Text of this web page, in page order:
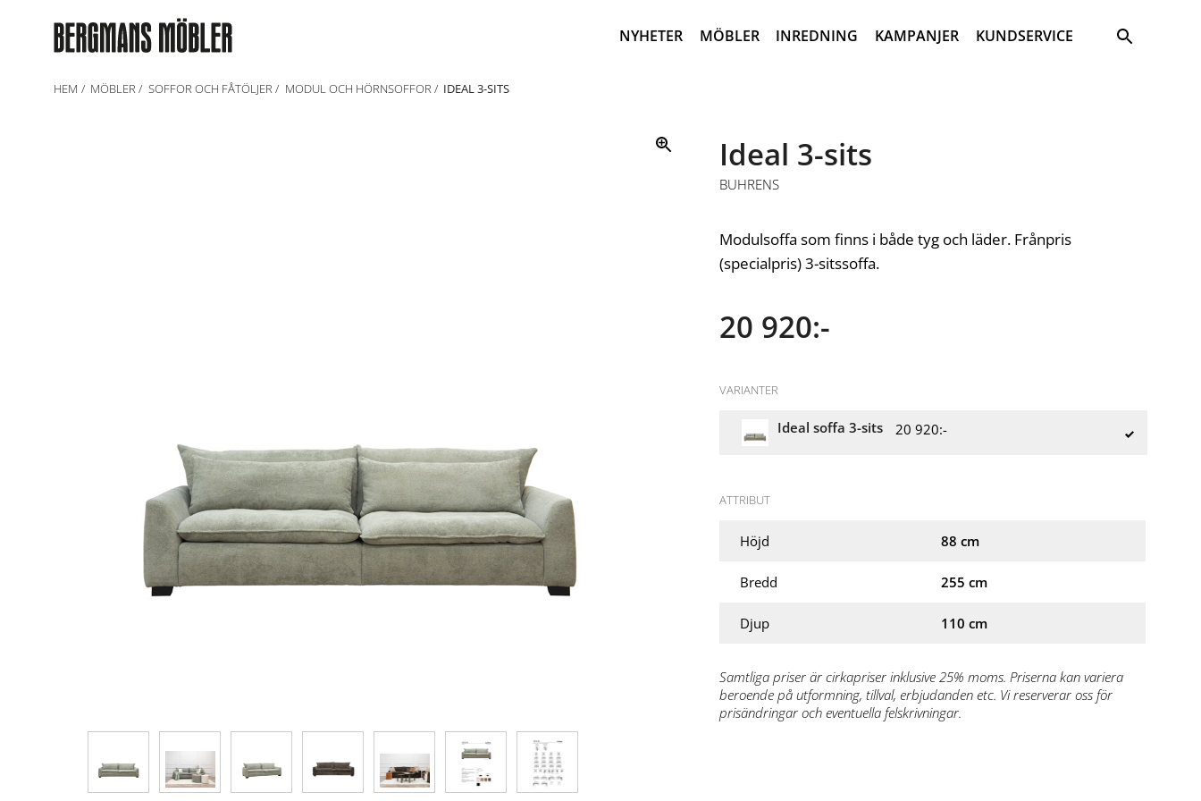
NYHETER MÖBLER INREDNING KAMPANJER KUNDSERVICE Sök
HEM MÖBLER SOFFOR OCH FÅTÖLJER MODUL OCH HÖRNSOFFOR IDEAL 3-SITS
Ideal 3-sits
BUHRENS
Modulsoffa som finns i både tyg och läder. Frånpris
(specialpris) 3-sitssoffa.
20 920:-
VARIANTER
Ideal soffa 3-sits 20 920:-
ATTRIBUT
Höjd 88 cm
Bredd 255 cm
Djup 110 cm
Samtliga priser är cirkapriser inklusive 25% moms. Priserna kan variera
beroende på utformning, tillval, erbjudanden etc. Vi reserverar oss för
prisändringar och eventuella felskrivningar.